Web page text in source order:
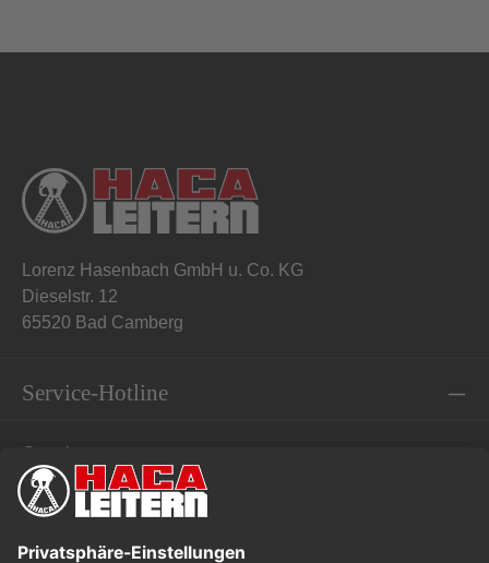
Lorenz Hasenbach GmbH u. Co. KG
Dieselstr. 12
65520 Bad Camberg
Service-Hotline
Service
Informationen